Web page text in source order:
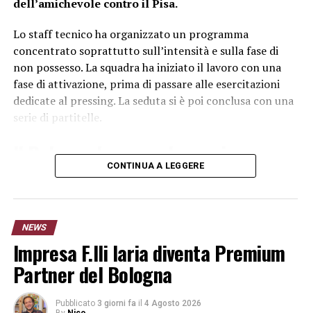
dell’amichevole contro il Pisa.
Lo staff tecnico ha organizzato un programma
concentrato soprattutto sull’intensità e sulla fase di
non possesso. La squadra ha iniziato il lavoro con una
fase di attivazione, prima di passare alle esercitazioni
dedicate al pressing. La seduta si è poi conclusa con una
serie di partitelle.
Il Bologna lavora sul pressing
L’allenamento del Bologna ha permesso al gruppo di
concentrarsi sui movimenti collettivi e sulla pressione
questa fase della preparazione, durante la quale la
squadra deve ritrovare condizione atletica, distanze e
sincronismi.
Le partitelle finali hanno aumentato il ritmo della
CONTINUA A LEGGERE
NEWS
Impresa F.lli Iaria diventa Premium
Partner del Bologna
Pubblicato 3 giorni fa il 4 Agosto 2026